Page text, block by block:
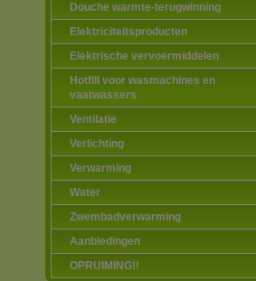
Douche warmte-terugwinning
Elektriciteitsproducten
Elektrische vervoermiddelen
Hotfill voor wasmachines en
vaatwassers
Ventilatie
Verlichting
Verwarming
Water
Zwembadverwarming
Aanbiedingen
OPRUIMING!!